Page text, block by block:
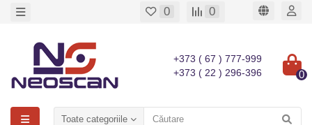
0 0
+373 ( 67 ) 777-999
+373 ( 22 ) 296-396
0
Toate categoriile